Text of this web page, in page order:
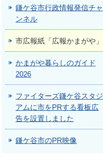
鎌ケ谷市行政情報発信チャ
ンネル
市広報紙「広報かまがや」
かまがや暮らしのガイド
2026
ファイターズ鎌ケ谷スタジ
アムに市をPRする看板広
告を設置しました
鎌ケ谷市のPR映像